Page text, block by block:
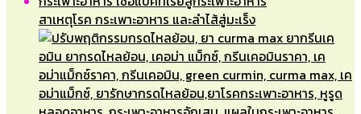
สาเหตุโรค กระเพาะอาหาร และลำไส้สู่มะเร็ง